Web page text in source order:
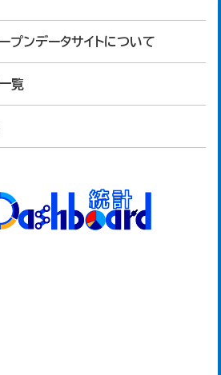
プンデータサイトについて
覧